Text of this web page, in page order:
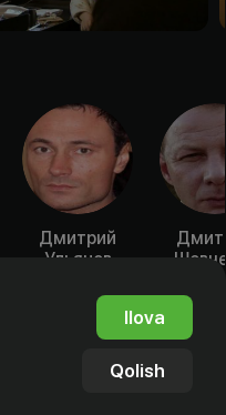
Дмитрий
Ульянов
Ilova
Qolish